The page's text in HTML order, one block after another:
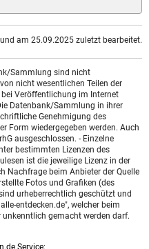
am 25.09.2025 zuletzt bearbeitet.
Sammlung sind nicht
nicht wesentlichen Teilen der
Veröffentlichung im Internet
Datenbank/Sammlung in ihrer
Genehmigung des
Form wiedergegeben werden. Auch
ausgeschlossen. - Einzelne
bestimmten Lizenzen des
ist die jeweilige Lizenz in der
Nachfrage beim Anbieter der Quelle
Fotos und Grafiken (des
urheberrechtlich geschützt und
entdecken.de", welcher beim
gemacht werden darf.
Service: